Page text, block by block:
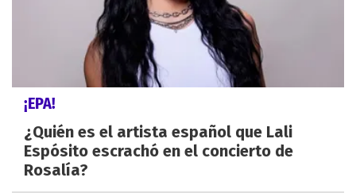
¡EPA!
¿Quién es el artista español que Lali
Espósito escrachó en el concierto de
Rosalía?